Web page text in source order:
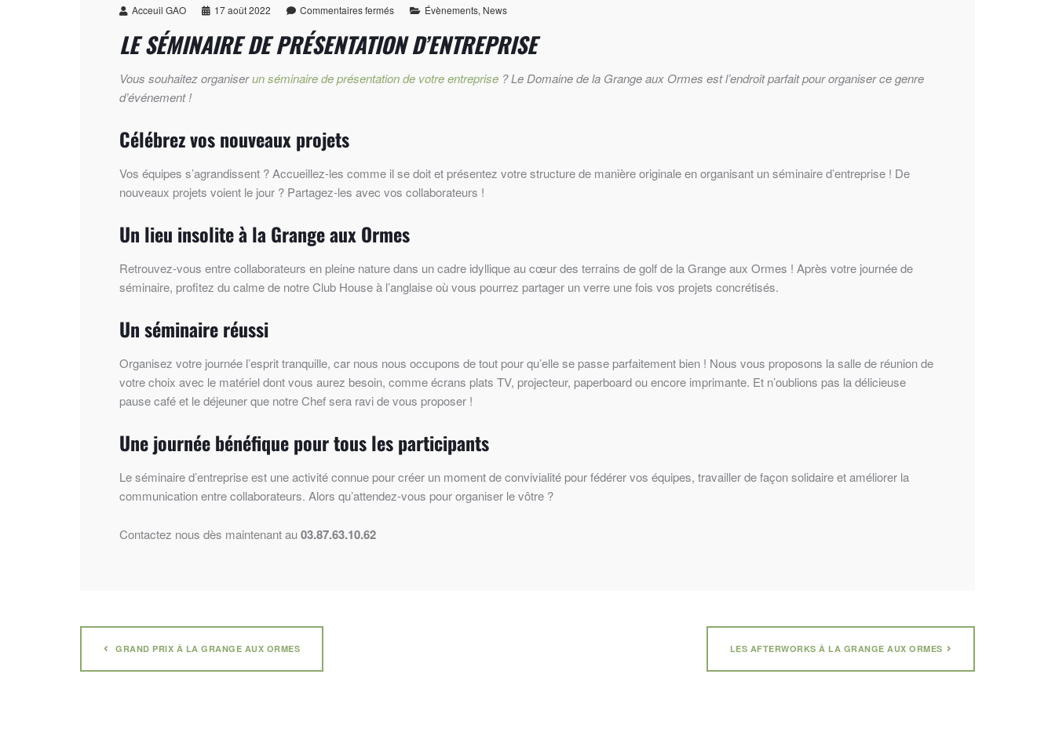
Acceuil GAO 17 août 2022 Commentaires fermés Évènements, News
LE SÉMINAIRE DE PRÉSENTATION D’ENTREPRISE
Vous souhaitez organiserun séminaire de présentation de votre entreprise ?Le Domaine de la Grange aux Ormes est l’endroit parfait pour organiser ce genre
d’événement !
Célébrez vos nouveaux projets
Vos équipes s’agrandissent ? Accueillez-les comme il se doit et présentez votre structure de manière originale en organisant un séminaire d’entreprise ! De
nouveaux projets voient le jour ? Partagez-les avec vos collaborateurs !
Un lieu insolite à la Grange aux Ormes
Retrouvez-vous entre collaborateurs en pleine nature dans un cadre idyllique au cœur des terrains de golf de la Grange aux Ormes ! Après votre journée de
séminaire, profitez du calme de notre Club House à l’anglaise où vous pourrez partager un verre une fois vos projets concrétisés.
Un séminaire réussi
Organisez votre journée l’esprit tranquille, car nous nous occupons de tout pour qu’elle se passe parfaitement bien ! Nous vous proposons la salle de réunion de
votre choix avec le matériel dont vous aurez besoin, comme écrans plats TV, projecteur, paperboard ou encore imprimante. Et n’oublions pas la délicieuse
pause café et le déjeuner que notre Chef sera ravi de vous proposer !
Une journée bénéfique pour tous les participants
Le séminaire d’entreprise est une activité connue pour créer un moment de convivialité pour fédérer vos équipes, travailler de façon solidaire et améliorer la
communication entre collaborateurs. Alors qu’attendez-vous pour organiser le vôtre ?
Contactez nous dès maintenant au03.87.63.10.62
GRAND PRIX À LA GRANGE AUX ORMES LES AFTERWORKS À LA GRANGE AUX ORMES